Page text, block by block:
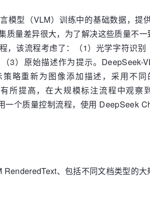
模型（VLM）训练中的基础数据，提
质量差异很大，为了解决这些质量不
，该流程考虑了：（1）光学字符识
3）原始描述作为提示。DeepSeek-
策略重新为图像添加描述，采用不
所提高，在大规模标注流程中观察
一个质量控制流程，使用 DeepSeek
RenderedText、包括不同文档类型的